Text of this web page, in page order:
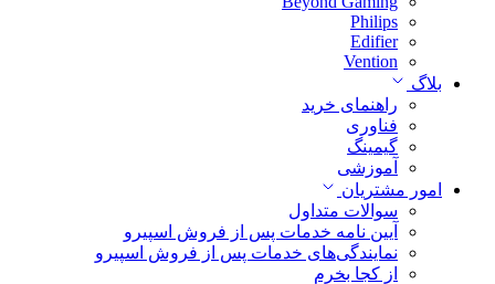
Philips
Edifier
Vention
بلاگ
راهنمای خرید
فناوری
گیمینگ
آموزشی
امور مشتریان
سوالات متداول
آیین نامه خدمات پس از فروش اسپیرو
نمایندگی‌های خدمات پس از فروش اسپیرو
از کجا بخرم